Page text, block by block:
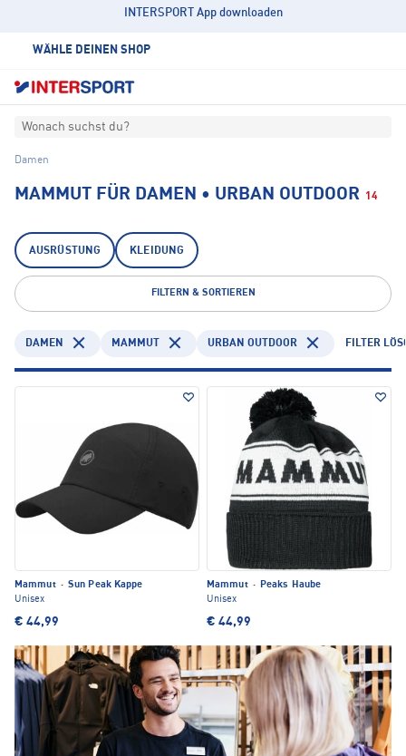
INTERSPORT App downloaden
WÄHLE DEINEN SHOP
Wonach suchst du?
Damen
MAMMUT FÜR DAMEN • URBAN OUTDOOR 14
AUSRÜSTUNG KLEIDUNG
FILTERN & SORTIEREN
DAMEN MAMMUT URBAN OUTDOOR FILTER
Mammut · Sun Peak Kappe
Unisex
€ 44,99
Mammut ·
Peaks Haube
Unisex
€ 44,99